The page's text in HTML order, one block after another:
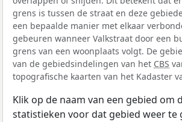
grens is tussen de straat en deze
een bepaalde manier met elkaar
gebeuren wanneer Valkstraat door een
grens van een woonplaats volgt. De
van de gebiedsindelingen van het CBS
topografische kaarten van het Kadaster
Klik op de naam van een gebied om
statistieken voor dat gebied weer te